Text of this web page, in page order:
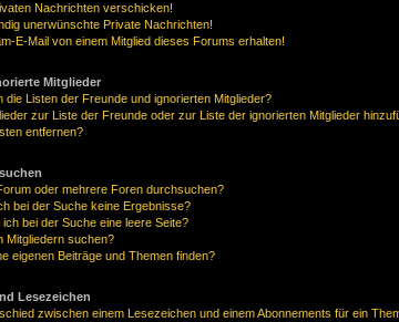
Nachrichten verschicken!
unerwünschte Private Nachrichten!
E-Mail von einem Mitglied dieses Forums erhalten!
Mitglieder
die Listen der Freunde und ignorierten Mitglieder?
zur Liste der Freunde oder zur Liste der ignorierten Mitglieder
entfernen?
oder mehrere Foren durchsuchen?
bei der Suche keine Ergebnisse?
bei der Suche eine leere Seite?
Mitgliedern suchen?
eigenen Beiträge und Themen finden?
Lesezeichen
zwischen einem Lesezeichen und einem Abonnements für ein